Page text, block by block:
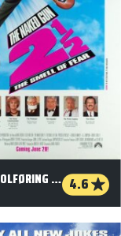
HØJ PISTOLFØRING 2 1/2 4.6